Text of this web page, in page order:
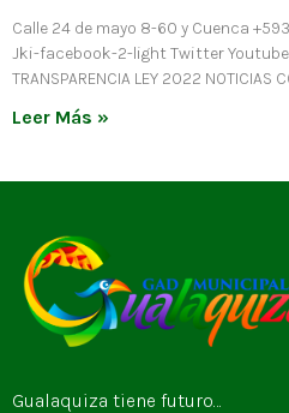
Calle 24 de mayo 8-60 y Cuenca
Jki-facebook-2-light Twitter Youtube
TRANSPARENCIA LEY 2022 NOTICIAS
Leer Más »
Gualaquiza tiene futuro…